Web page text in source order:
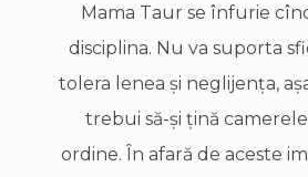
Mama Taur se înfurie
disciplina. Nu va suporta
tolera lenea şi neglijenţa,
trebui să-şi ţină
ordine. În afară de aceste